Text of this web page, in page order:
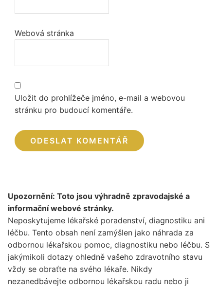
Webová stránka
Uložit do prohlížeče jméno, e-mail a webovou
stránku pro budoucí komentáře.
Upozornění: Toto jsou výhradně zpravodajské a
informační webové stránky.
Neposkytujeme lékařské poradenství, diagnostiku ani
léčbu. Tento obsah není zamýšlen jako náhrada za
odbornou lékařskou pomoc, diagnostiku nebo léčbu. S
jakýmikoli dotazy ohledně vašeho zdravotního stavu
vždy se obraťte na svého lékaře. Nikdy
nezanedbávejte odbornou lékařskou radu nebo ji